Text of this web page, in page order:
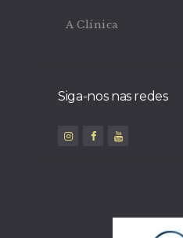
A Clínica
Siga-nos nas redes